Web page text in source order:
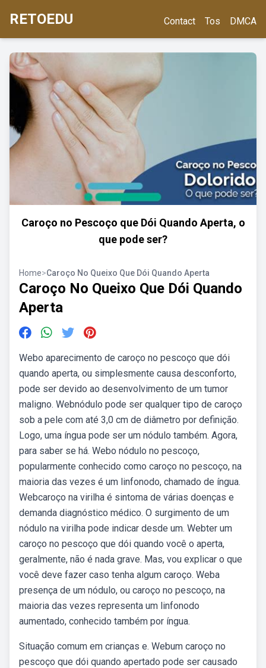
RETOEDU Contact Tos DMCA
Caroço no Pescoço que Dói Quando Aperta, o
que pode ser?
Home>Caroço No Queixo Que Dói Quando Aperta
Caroço No Queixo Que Dói Quando
Aperta
Webo aparecimento de caroço no pescoço que dói
quando aperta, ou simplesmente causa desconforto,
pode ser devido ao desenvolvimento de um tumor
maligno. Webnódulo pode ser qualquer tipo de caroço
sob a pele com até 3,0 cm de diâmetro por definição.
Logo, uma íngua pode ser um nódulo também. Agora,
para saber se há. Webo nódulo no pescoço,
popularmente conhecido como caroço no pescoço, na
maioria das vezes é um linfonodo, chamado de íngua.
Webcaroço na virilha é sintoma de várias doenças e
demanda diagnóstico médico. O surgimento de um
nódulo na virilha pode indicar desde um. Webter um
caroço no pescoço que dói quando você o aperta,
geralmente, não é nada grave. Mas, vou explicar o que
você deve fazer caso tenha algum caroço. Weba
presença de um nódulo, ou caroço no pescoço, na
maioria das vezes representa um linfonodo
aumentado, conhecido também por íngua.
Situação comum em crianças e. Webum caroço no
pescoço que dói quando apertado pode ser causado